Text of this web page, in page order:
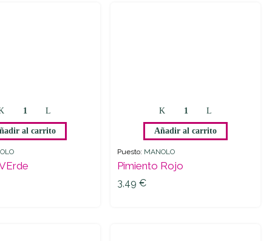
al carrito Añadir al carrito
3,49€
Puesto: MANOLO
Pimiento Rojo
3,49 €